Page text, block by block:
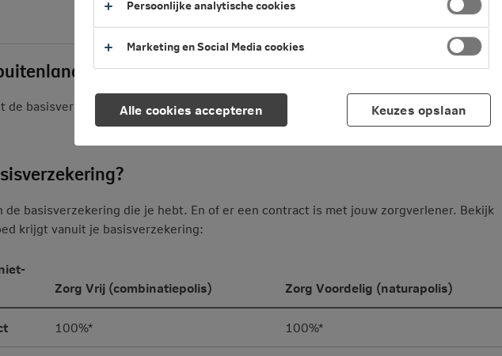
(niet-spoedeisende hulp) in 2026
basisverzekering en aanvullende verzekering.
de basisverzekering die je hebt. En of er een contract is met jouw zorgverlener. Bekijk
krijgt vanuit je basisverzekering:
Zorg Vrij (combinatiepolis) Zorg Voordelig (naturapolis)
100%* 100%*
Alle cookies accepteren
Persoonlijke analytische cookies
Marketing en Social Media cookies
Keuzes opslaan